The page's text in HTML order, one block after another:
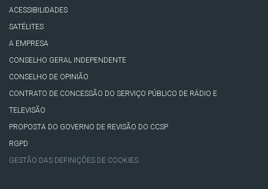
ACESSIBILIDADES
SATÉLITES
A EMPRESA
CONSELHO GERAL INDEPENDENTE
CONSELHO DE OPINIÃO
CONTRATO DE CONCESSÃO DO SERVIÇO PÚBLICO DE RÁDIO E
TELEVISÃO
PROPOSTA DO GOVERNO DE REVISÃO DO CCSP
RGPD
GESTÃO DAS DEFINIÇÕES DE COOKIES